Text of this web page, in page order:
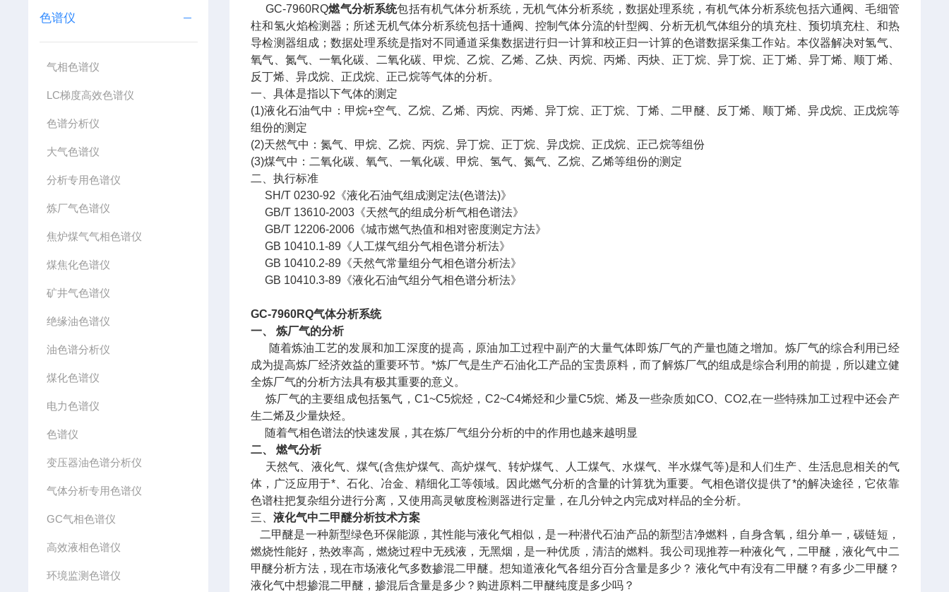
色谱仪
气相色谱仪
LC梯度高效色谱仪
色谱分析仪
大气色谱仪
分析专用色谱仪
炼厂气色谱仪
焦炉煤气气相色谱仪
煤焦化色谱仪
矿井气色谱仪
绝缘油色谱仪
油色谱分析仪
煤化色谱仪
电力色谱仪
色谱仪
变压器油色谱分析仪
气体分析专用色谱仪
GC气相色谱仪
高效液相色谱仪
环境监测色谱仪
GC-7960RQ燃气分析系统包括有机气体分析系统，无机气体分析系统，数据处理系统，有机气体分析系统包括六通阀、毛细管
柱和氢火焰检测器；所述无机气体分析系统包括十通阀、控制气体分流的针型阀、分析无机气体组分的填充柱、预切填充柱、和热
导检测器组成；数据处理系统是指对不同通道采集数据进行归一计算和校正归一计算的色谱数据采集工作站。本仪器解决对氢气、
氧气、氮气、一氧化碳、二氧化碳、甲烷、乙烷、乙烯、乙炔、丙烷、丙烯、丙炔、正丁烷、异丁烷、正丁烯、异丁烯、顺丁烯、
反丁烯、异戊烷、正戊烷、正己烷等气体的分析。
一、具体是指以下气体的测定
(1)液化石油气中：甲烷+空气、乙烷、乙烯、丙烷、丙烯、异丁烷、正丁烷、丁烯、二甲醚、反丁烯、顺丁烯、异戊烷、正戊烷等
组份的测定
(2)天然气中：氮气、甲烷、乙烷、丙烷、异丁烷、正丁烷、异戊烷、正戊烷、正己烷等组份
(3)煤气中：二氧化碳、氧气、一氧化碳、甲烷、氢气、氮气、乙烷、乙烯等组份的测定
二、执行标准
SH/T 0230-92《液化石油气组成测定法(色谱法)》
GB/T 13610-2003《天然气的组成分析气相色谱法》
GB/T 12206-2006《城市燃气热值和相对密度测定方法》
GB 10410.1-89《人工煤气组分气相色谱分析法》
GB 10410.2-89《天然气常量组分气相色谱分析法》
GB 10410.3-89《液化石油气组分气相色谱分析法》
GC-7960RQ气体分析系统
一、炼厂气的分析
随着炼油工艺的发展和加工深度的提高，原油加工过程中副产的大量气体即炼厂气的产量也随之增加。炼厂气的综合利用已经
成为提高炼厂经济效益的重要环节。*炼厂气是生产石油化工产品的宝贵原料，而了解炼厂气的组成是综合利用的前提，所以建立健
全炼厂气的分析方法具有极其重要的意义。
炼厂气的主要组成包括氢气，C1~C5烷烃，C2~C4烯烃和少量C5烷、烯及一些杂质如CO、CO2,在一些特殊加工过程中还会产
生二烯及少量炔烃。
随着气相色谱法的快速发展，其在炼厂气组分分析的中的作用也越来越明显
二、燃气分析
天然气、液化气、煤气(含焦炉煤气、高炉煤气、转炉煤气、人工煤气、水煤气、半水煤气等)是和人们生产、生活息息相关的气
体，广泛应用于*、石化、冶金、精细化工等领域。因此燃气分析的含量的计算犹为重要。气相色谱仪提供了*的解决途径，它依靠
色谱柱把复杂组分进行分离，又使用高灵敏度检测器进行定量，在几分钟之内完成对样品的全分析。
三、液化气中二甲醚分析技术方案
二甲醚是一种新型绿色环保能源，其性能与液化气相似，是一种潜代石油产品的新型洁净燃料，自身含氧，组分单一，碳链短，
燃烧性能好，热效率高，燃烧过程中无残液，无黑烟，是一种优质，清洁的燃料。我公司现推荐一种液化气，二甲醚，液化气中二
甲醚分析方法，现在市场液化气多数掺混二甲醚。想知道液化气各组分百分含量是多少？ 液化气中有没有二甲醚？有多少二甲醚？
液化气中想掺混二甲醚，掺混后含量是多少？购进原料二甲醚纯度是多少吗？